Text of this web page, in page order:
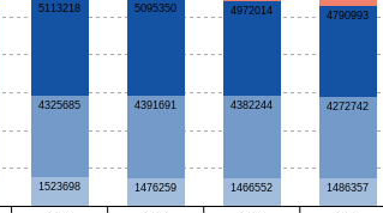
1523698 1476259 1466552 1486357
4325685 4391691 4382244 4272742
5113218 5095350 4972014 4790993